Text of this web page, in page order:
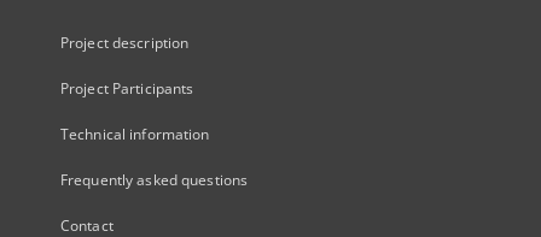
Project description
Project Participants
Technical information
Frequently asked questions
Contact